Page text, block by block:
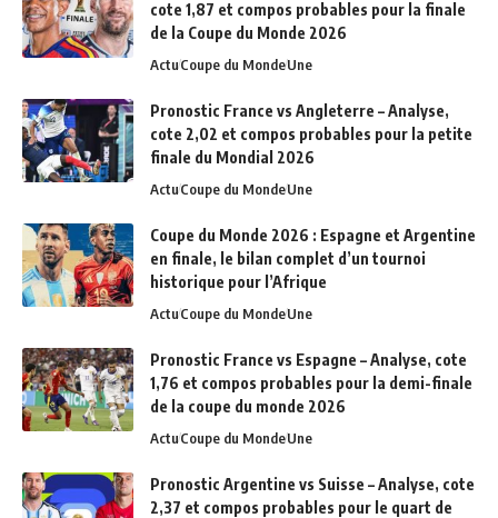
cote 1,87 et compos probables pour la finale
de la Coupe du Monde 2026
ActuCoupe du MondeUne
Pronostic France vs Angleterre – Analyse,
cote 2,02 et compos probables pour la petite
finale du Mondial 2026
ActuCoupe du MondeUne
Coupe du Monde 2026 : Espagne et Argentine
en finale, le bilan complet d’un tournoi
historique pour l’Afrique
ActuCoupe du MondeUne
Pronostic France vs Espagne – Analyse, cote
1,76 et compos probables pour la demi-finale
de la coupe du monde 2026
ActuCoupe du MondeUne
Pronostic Argentine vs Suisse – Analyse, cote
2,37 et compos probables pour le quart de